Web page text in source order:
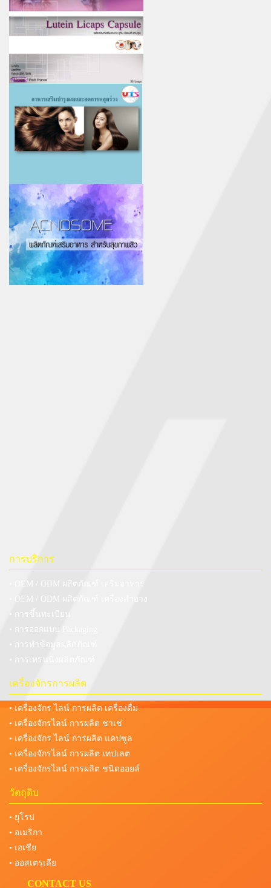
การบริการ
• OEM / ODM ผลิตภัณฑ์ เสริมอาหาร
• OEM / ODM ผลิตภัณฑ์ เครื่องสำอาง
• การขึ้นทะเบียน
• การออกแบบ Packaging
• การทำข้อมูลผลิตภัณฑ์
• การเทรนนิ่งผลิตภัณฑ์
เครื่องจักรการผลิต
• เครื่องจักร ไลน์ การผลิต เครื่องดื่ม
• เครื่องจักรไลน์ การผลิต ชาเช่
• เครื่องจักร ไลน์ การผลิต แคปซูล
• เครื่องจักรไลน์ การผลิต เทปเลต
• เครื่องจักรไลน์ การผลิต ชนิดออยล์
วัตถุดิบ
• ยุโรป
• อเมริกา
• เอเชีย
• ออสเตรเลีย
CONTACT US